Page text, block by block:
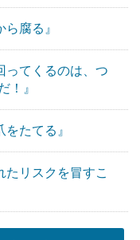
腐る』
てくるのは、つ
！』
たてる』
リスクを冒すこ